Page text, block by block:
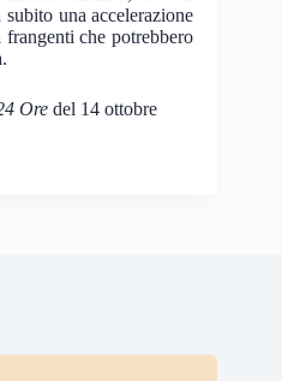
una accelerazione
che potrebbero
Ore del 14 ottobre